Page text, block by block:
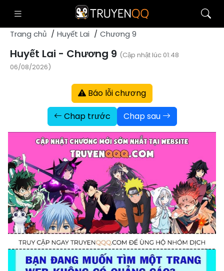
Trang chủ Huyết Lai Chương 9
Huyết Lai - Chương 9 (Cập nhật lúc 01:48
06/08/2026)
Báo lỗi chương
Chap trước
Chap sau